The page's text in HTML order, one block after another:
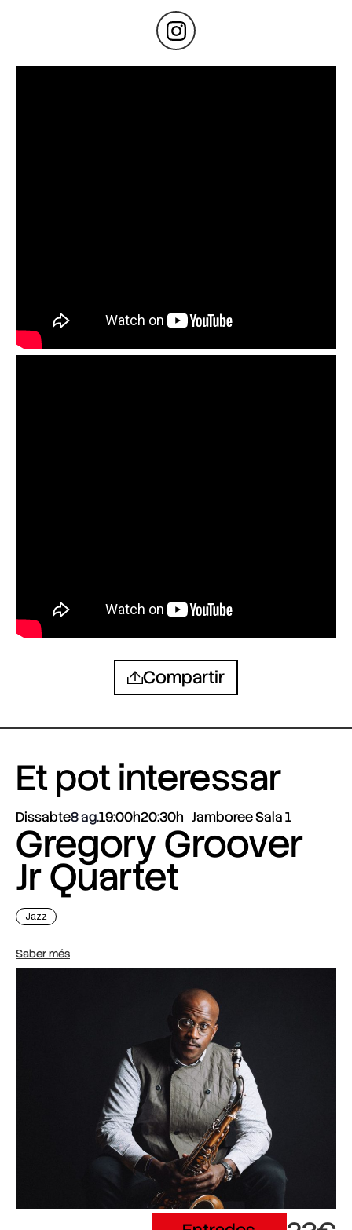
Compartir
Et pot interessar
Dissabte8 ag.19:00h20:30h Jamboree Sala 1
Gregory Groover
Jr Quartet
Jazz
Saber més